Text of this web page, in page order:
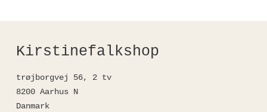
Kirstinefalkshop
trøjborgvej 56, 2 tv
8200 Aarhus N
Danmark